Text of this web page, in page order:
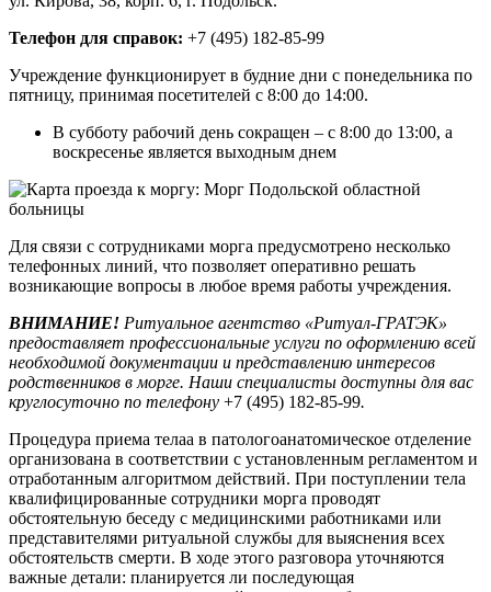
Телефон для справок: +7 (495) 182-85-99
Учреждение функционирует в будние дни с понедельника по
пятницу, принимая посетителей с 8:00 до 14:00.
В субботу рабочий день сокращен – с 8:00 до 13:00, а
воскресенье является выходным днем
Для связи с сотрудниками морга предусмотрено несколько
телефонных линий, что позволяет оперативно решать
возникающие вопросы в любое время работы учреждения.
ВНИМАНИЕ! Ритуальное агентство «Ритуал-ГРАТЭК»
предоставляет профессиональные услуги по оформлению всей
необходимой документации и представлению интересов
родственников в морге. Наши специалисты доступны для вас
круглосуточно по телефону +7 (495) 182-85-99.
Процедура приема телаа в патологоанатомическое отделение
организована в соответствии с установленным регламентом и
отработанным алгоритмом действий. При поступлении тела
квалифицированные сотрудники морга проводят
обстоятельную беседу с медицинскими работниками или
представителями ритуальной службы для выяснения всех
обстоятельств смерти. В ходе этого разговора уточняются
важные детали: планируется ли последующая